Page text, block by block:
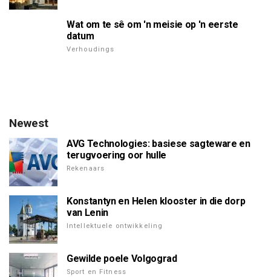
Wat om te sê om 'n meisie op 'n eerste
datum
Verhoudings
Newest
AVG Technologies: basiese sagteware en
terugvoering oor hulle
Rekenaars
Konstantyn en Helen klooster in die dorp
van Lenin
Intellektuele ontwikkeling
Gewilde poele Volgograd
Sport en Fitness